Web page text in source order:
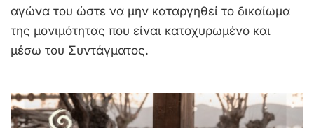
αγώνα του ώστε να μην καταργηθεί το δικαίωμα
της μονιμότητας που είναι κατοχυρωμένο και
μέσω του Συντάγματος.